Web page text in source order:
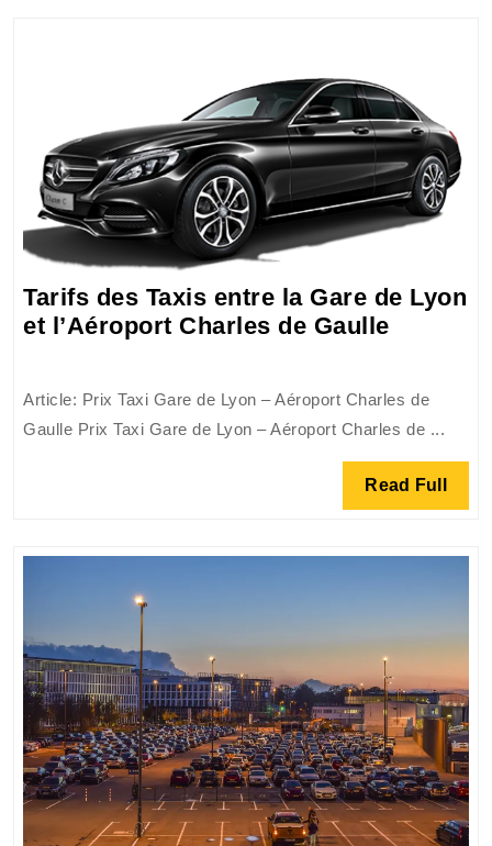
Solution
de
Transport
Rapide
et
Fiable
Tarifs des Taxis entre la Gare de Lyon
et l’Aéroport Charles de GaulleTarifs
entre
la
Gare
de
et
de
Gaulle
Article: Prix Taxi Gare de Lyon – Aéroport Charles de
Gaulle Prix Taxi Gare de Lyon – Aéroport Charles de ...
Read Full Read
Full